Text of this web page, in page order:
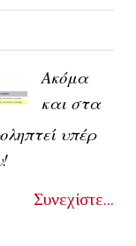
Ακόμα
και στα
υπέρ
Συνεχίστε...